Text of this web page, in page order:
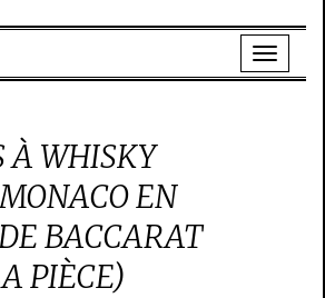
À WHISKY
EN
BACCARAT
PIÈCE)